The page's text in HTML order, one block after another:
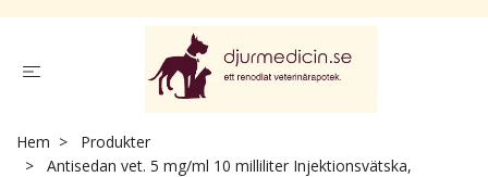
Hem
Produkter
Antisedan vet. 5 mg/ml 10 milliliter Injektionsvätska,